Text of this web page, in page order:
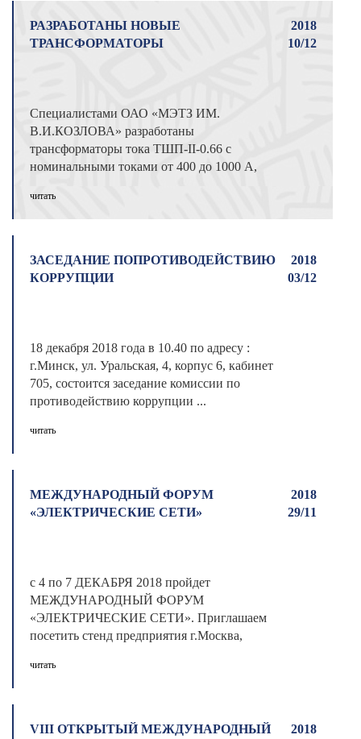
РАЗРАБОТАНЫ НОВЫЕ
ТРАНСФОРМАТОРЫ
2018
10/12
Специалистами ОАО «МЭТЗ ИМ.
В.И.КОЗЛОВА» разработаны
трансформаторы тока ТШП-II-0.66 с
номинальными токами от 400 до 1000 А,
читать
ЗАСЕДАНИЕ ПОПРОТИВОДЕЙСТВИЮ
КОРРУПЦИИ
2018
03/12
18 декабря 2018 года в 10.40 по адресу :
г.Минск, ул. Уральская, 4, корпус 6, кабинет
705, состоится заседание комиссии по
противодействию коррупции ...
читать
МЕЖДУНАРОДНЫЙ ФОРУМ
«ЭЛЕКТРИЧЕСКИЕ СЕТИ»
2018
29/11
с 4 по 7 ДЕКАБРЯ 2018 пройдет
МЕЖДУНАРОДНЫЙ ФОРУМ
«ЭЛЕКТРИЧЕСКИЕ СЕТИ». Приглашаем
посетить стенд предприятия г.Москва,
читать
VIII ОТКРЫТЫЙ МЕЖДУНАРОДНЫЙ
2018